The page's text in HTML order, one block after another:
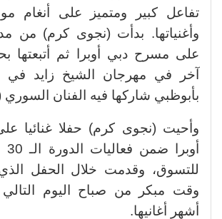
تفاعل كبير ومتميز على أنغام
وأغنياتها. بدأت (نجوى كرم) من
على مسرح دبي أوبرا ثم أتبعتها
آخر في مهرجان الشيخ زايد في
بأبوظبي شاركها فيه الفنان
وأحيت (نجوى كرم) حفلا غنائيا
للتسوق، وقدمت خلال الحفل
وقت مبكر من صباح اليوم
أشهر أغانيها.